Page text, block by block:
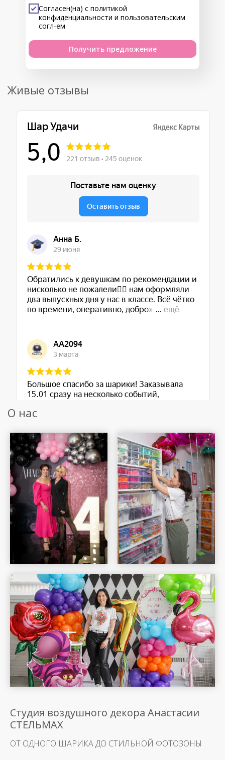
Согласен(на) с политикой
конфиденциальности и пользовательским
согл-ем
Получить предложение
Живые отзывы
Шар Удачи на карте Москвы — Яндекс Карты
О нас
Студия воздушного декора Анастасии
СТЕЛЬМАХ
ОТ ОДНОГО ШАРИКА ДО СТИЛЬНОЙ ФОТОЗОНЫ